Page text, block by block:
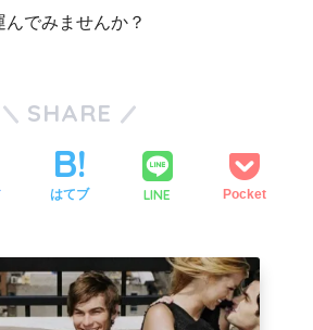
でみませんか？
SHARE
はてブ LINE Pocket